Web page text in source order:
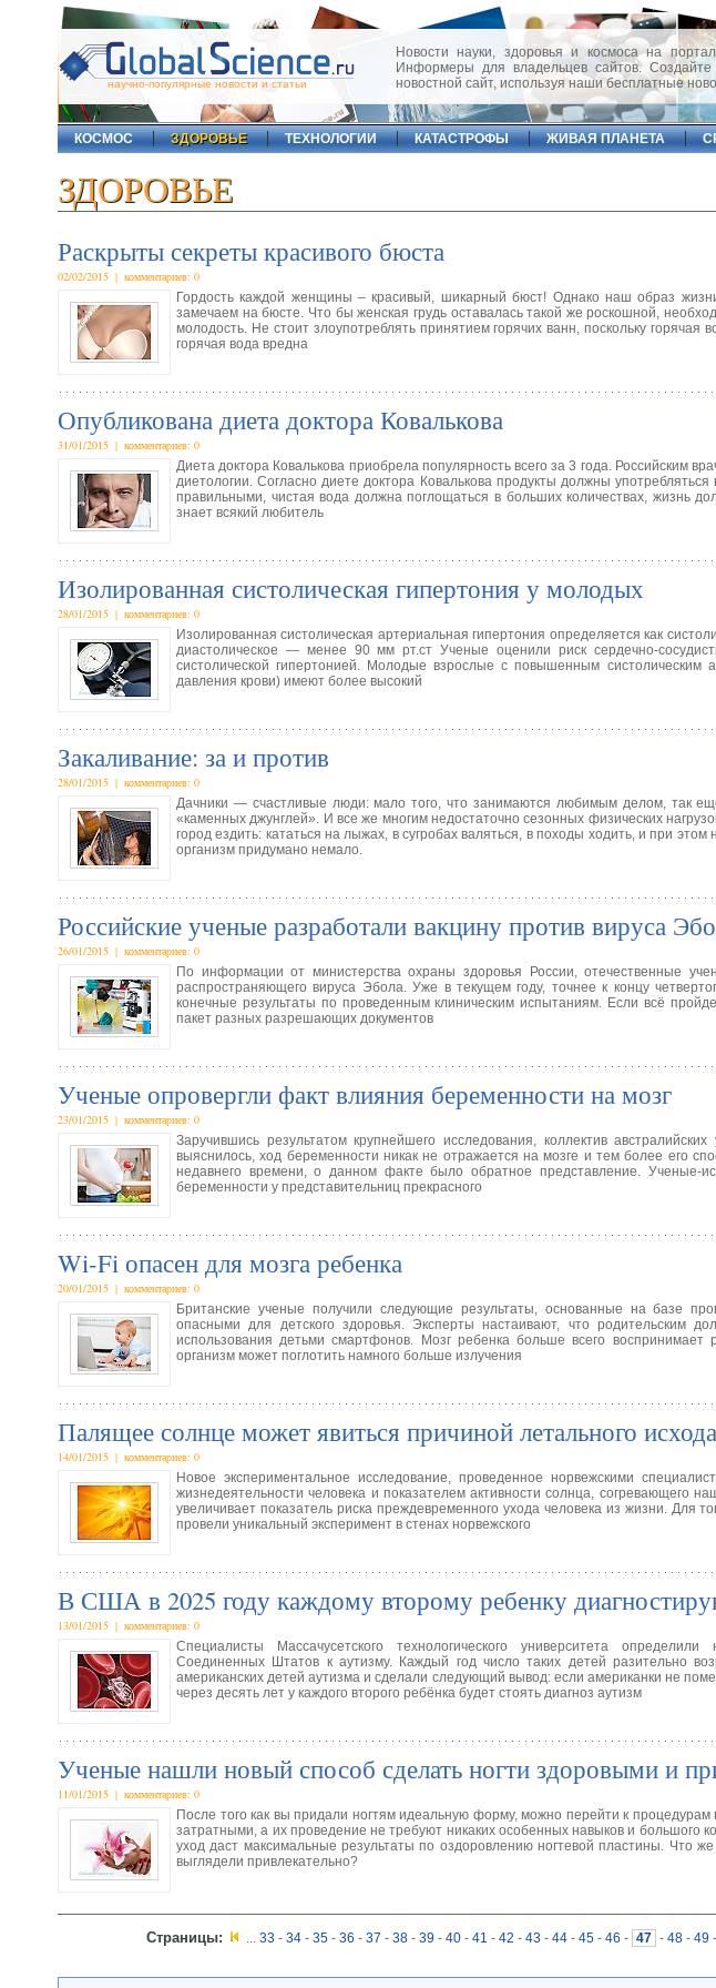
научно-популярные новости и статьи
Новости науки, здоровья и космоса на
Информеры для владельцев сайтов. Создайте
новостной сайт, используя наши бесплатные
КОСМОС
ЗДОРОВЬЕ ТЕХНОЛОГИИ КАТАСТРОФЫ ЖИВАЯ ПЛАНЕТА
ЗДОРОВЬЕ
Раскрыты секреты красивого бюста
02/02/2015 | комментариев: 0
Гордость каждой женщины – красивый, шикарный бюст! Однако наш образ
замечаем на бюсте. Что бы женская грудь оставалась такой же роскошной,
молодость. Не стоит злоупотреблять принятием горячих ванн, поскольку горячая
горячая вода вредна
Опубликована диета доктора Ковалькова
31/01/2015 | комментариев: 0
Диета доктора Ковалькова приобрела популярность всего за 3 года. Российским
диетологии. Согласно диете доктора Ковалькова продукты должны
правильными, чистая вода должна поглощаться в больших количествах, жизнь
знает всякий любитель
Изолированная систолическая гипертония у молодых
28/01/2015 | комментариев: 0
Изолированная систолическая артериальная гипертония определяется как
диастолическое — менее 90 мм рт.ст Ученые оценили риск сердечно-
систолической гипертонией. Молодые взрослые с повышенным систолическим
давления крови) имеют более высокий
Закаливание: за и против
28/01/2015 | комментариев: 0
Дачники — счастливые люди: мало того, что занимаются любимым делом, так
«каменных джунглей». И все же многим недостаточно сезонных физических
город ездить: кататься на лыжах, в сугробах валяться, в походы ходить, и при
организм придумано немало.
Российские ученые разработали вакцину против вируса
26/01/2015 | комментариев: 0
По информации от министерства охраны здоровья России, отечественные
распространяющего вируса Эбола. Уже в текущем году, точнее к концу
конечные результаты по проведенным клиническим испытаниям. Если всё
пакет разных разрешающих документов
Ученые опровергли факт влияния беременности на мозг
23/01/2015 | комментариев: 0
Заручившись результатом крупнейшего исследования, коллектив
выяснилось, ход беременности никак не отражается на мозге и тем более его
недавнего времени, о данном факте было обратное представление. Ученые-
беременности у представительниц прекрасного
Wi-Fi опасен для мозга ребенка
20/01/2015 | комментариев: 0
Британские ученые получили следующие результаты, основанные на базе
опасными для детского здоровья. Эксперты настаивают, что родительским
использования детьми смартфонов. Мозг ребенка больше всего воспринимает
организм может поглотить намного больше излучения
Палящее солнце может явиться причиной летального исхода
14/01/2015 | комментариев: 0
Новое экспериментальное исследование, проведенное норвежскими
жизнедеятельности человека и показателем активности солнца, согревающего
увеличивает показатель риска преждевременного ухода человека из жизни. Для
провели уникальный эксперимент в стенах норвежского
В США в 2025 году каждому второму ребенку
13/01/2015 | комментариев: 0
Специалисты Массачусетского технологического университета
Соединенных Штатов к аутизму. Каждый год число таких детей разительно
американских детей аутизма и сделали следующий вывод: если американки не
через десять лет у каждого второго ребёнка будет стоять диагноз аутизм
Ученые нашли новый способ сделать ногти здоровыми и
11/01/2015 | комментариев: 0
После того как вы придали ногтям идеальную форму, можно перейти к
затратными, а их проведение не требуют никаких особенных навыков и большого
уход даст максимальные результаты по оздоровлению ногтевой пластины. Что
выглядели привлекательно?
Страницы: ... 33 - 34 - 35 - 36 - 37 - 38 - 39 - 40 - 41 - 42 - 43 - 44 - 45 - 46 - 47 - 48 - 49 -